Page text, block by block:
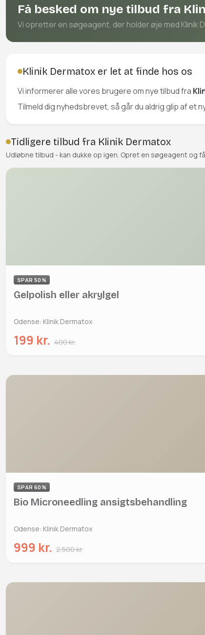
Få besked om nye tilbud fra
Vi opretter en søgeagent, der holder øje med Klinik
Klinik Dermatox er let at finde hos os
Vi informerer alle vores brugere om nye tilbud fra
Tilmeld dig nyhedsbrevet, så går du aldrig glip af et
Tidligere tilbud fra Klinik Dermatox
Udløbne tilbud - kan dukke op igen. Opret en søgeagent og
SPAR 50%
Gelpolish eller akrylgel
Odense: Klinik Dermatox
199 kr. 400 kr.
SPAR 60%
Bio Microneedling ansigtsbehandling
Odense: Klinik Dermatox
999 kr. 2.500 kr.